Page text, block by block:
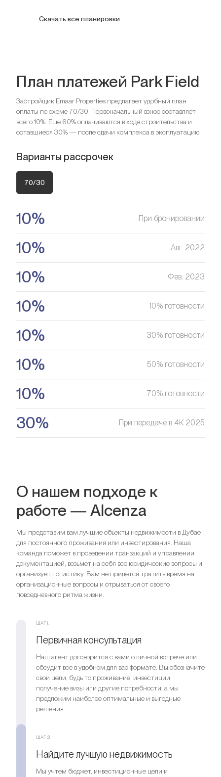
Спальни
инвестиций?
3 спальни Апартаменты
Ищете выгодный вариант для
инвестиций?
цене
Скачать все планировки
План платежей Park Field
Застройщик Emaar Properties предлагает удобный план
оплаты по схеме 70/30. Первоначальный взнос составляет
всего 10%. Еще 60% оплачиваются в ходе строительства и
оставшиеся 30% — после сдачи комплекса в эксплуатацию
Варианты рассрочек
70/30
10% При бронировании
10% Авг. 2022
10% Фев. 2023
10% 10% готовности
10% 30% готовности
10% 50% готовности
10% 70% готовности
30% При передаче в 4К 2025
О нашем подходе к
работе — Alcenza
Мы представим вам лучшие объекты недвижимости в Дубае
для постоянного проживания или инвестирования. Наша
команда поможет в проведении транзакций и управлении
документацией, возьмет на себя все юридические вопросы и
организует логистику. Вам не придется тратить время на
организационные вопросы и отрываться от своего
повседневного ритма жизни.
ШАГ 1.
Первичная консультация
Наш агент договорится с вами о личной встрече или
обсудит все в удобном для вас формате. Вы обозначите
свои цели, будь то проживание, инвестиции,
получение визы или другие потребности, а мы
предложим наиболее оптимальные и выгодные
решения.
ШАГ 2.
Найдите лучшую недвижимость
Мы учтем бюджет, инвестиционные цели и